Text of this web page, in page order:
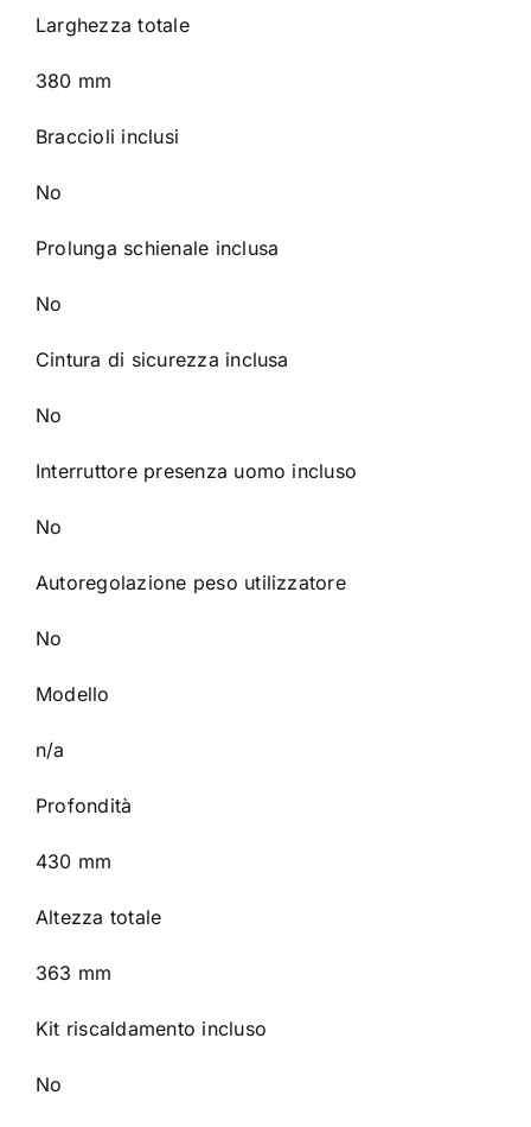
Larghezza totale
380 mm
Braccioli inclusi
No
Prolunga schienale inclusa
No
Cintura di sicurezza inclusa
No
Interruttore presenza uomo incluso
No
Autoregolazione peso utilizzatore
No
Modello
n/a
Profondità
430 mm
Altezza totale
363 mm
Kit riscaldamento incluso
No